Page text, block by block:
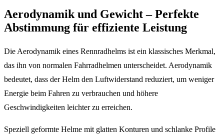
Aerodynamik und Gewicht – Perfekte
Abstimmung für effiziente Leistung
Die Aerodynamik eines Rennradhelms ist ein klassisches Merkmal,
das ihn von normalen Fahrradhelmen unterscheidet. Aerodynamik
bedeutet, dass der Helm den Luftwiderstand reduziert, um weniger
Energie beim Fahren zu verbrauchen und höhere
Geschwindigkeiten leichter zu erreichen.
Speziell geformte Helme mit glatten Konturen und schlanke Profile